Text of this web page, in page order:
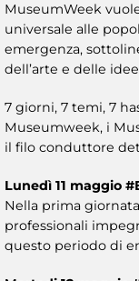
MuseumWeek
universale alle
emergenza,
dell’arte e delle
7 giorni, 7 temi, 7
Museumweek, i
il filo conduttore
Lunedì 11 maggio
Nella prima
professionali
questo periodo di